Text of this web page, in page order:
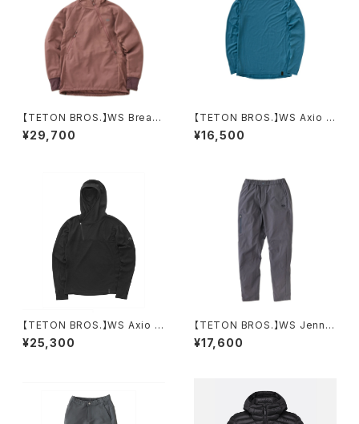
【TETON BROS.】WS Breath
Runner
¥29,700
【TETON BROS.】WS Axio Li
te L/S
¥16,500
【TETON BROS.】WS Axio 3
D Hoody
¥25,300
【TETON BROS.】WS Jenny
Pants
¥17,600